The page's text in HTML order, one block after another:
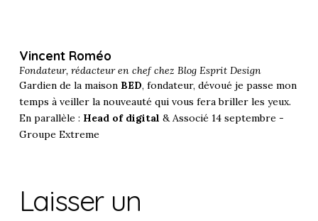
Vincent Roméo
Fondateur, rédacteur en chef chez Blog Esprit Design
Gardien de la maison BED, fondateur, dévoué je passe mon
temps à veiller la nouveauté qui vous fera briller les yeux.
En parallèle : Head of digital & Associé 14 septembre -
Groupe Extreme
Laisser un